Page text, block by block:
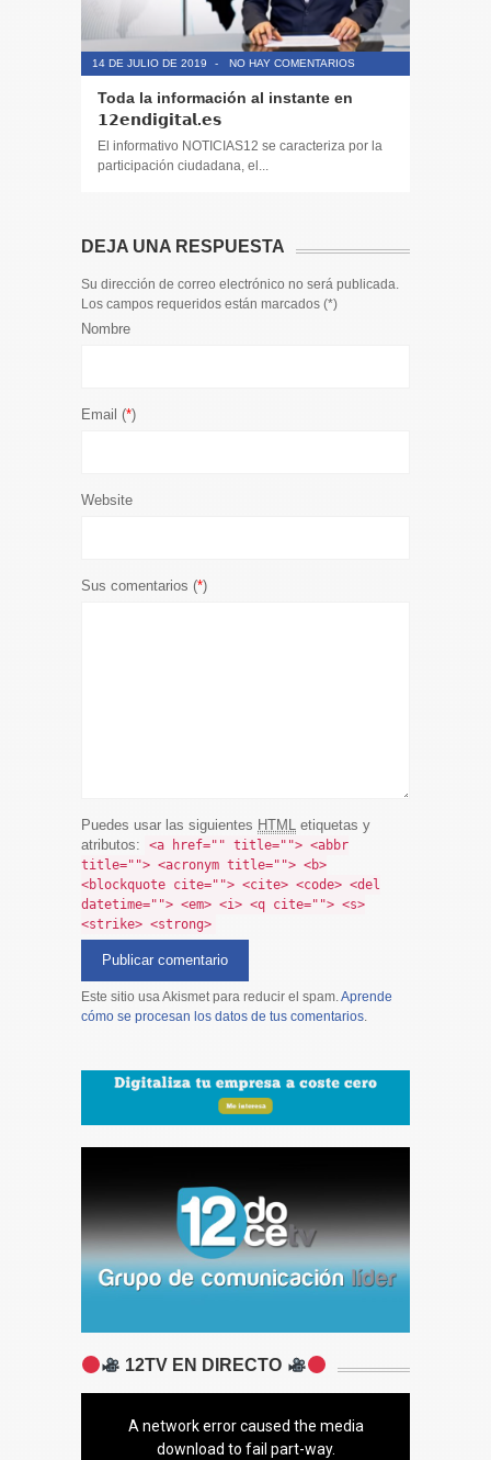
14 DE JULIO DE 2019 - NO HAY COMENTARIOS
Toda la información al instante en
𝟭𝟮𝗲𝗻𝗱𝗶𝗴𝗶𝘁𝗮𝗹.𝗲𝘀
El informativo NOTICIAS12 se caracteriza por la
participación ciudadana, el...
DEJA UNA RESPUESTA
Su dirección de correo electrónico no será publicada.
Los campos requeridos están marcados (*)
Nombre
Email (*)
Website
Sus comentarios (*)
Puedes usar las siguientes HTML etiquetas y
atributos:
<a href="" title=""> <abbr
title=""> <acronym title=""> <b>
<blockquote cite=""> <cite> <code> <del
datetime=""> <em> <i> <q cite=""> <s>
<strike> <strong>
Este sitio usa Akismet para reducir el spam.Aprende
cómo se procesan los datos de tus comentarios.
12TV EN DIRECTO
A network error caused the media
download to fail part-way.